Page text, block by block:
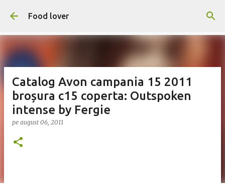
Treceți la conținutul principal
Food lover
Catalog Avon campania 15 2011
broșura c15 coperta: Outspoken
intense by Fergie
pe august 06, 2011